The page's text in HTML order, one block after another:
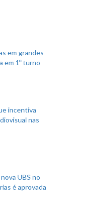
em grandes
em 1º turno
incentiva
nas
UBS no
é aprovada